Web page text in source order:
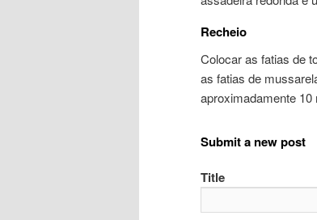
Recheio
Colocar as fatias de
as fatias de
aproximadamente 10
Submit a new post
Title